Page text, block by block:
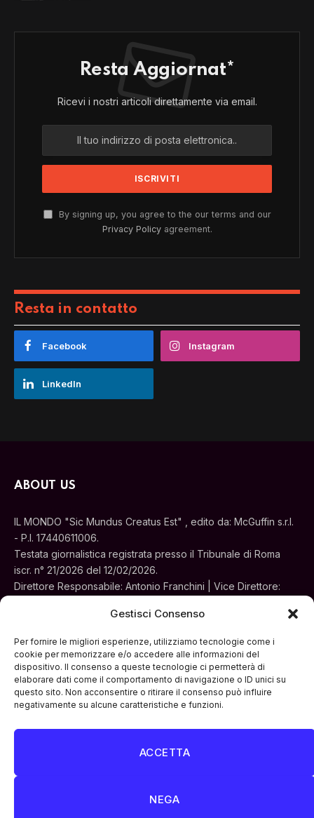
Gestisci Consenso
Per fornire le migliori esperienze, utilizziamo tecnologie come i
cookie per memorizzare e/o accedere alle informazioni del
dispositivo. Il consenso a queste tecnologie ci permetterà di
elaborare dati come il comportamento di navigazione o ID unici su
questo sito. Non acconsentire o ritirare il consenso può influire
negativamente su alcune caratteristiche e funzioni.
ACCETTA
NEGA
Resta Aggiornat*
Ricevi i nostri articoli direttamente via email.
By signing up, you agree to the our terms and our
Privacy Policyagreement.
Resta in contatto
Facebook Instagram
LinkedIn
ABOUT US
IL MONDO "Sic Mundus Creatus Est" , edito da: McGuffin s.r.l.
- P.I. 17440611006.
Testata giornalistica registrata presso il Tribunale di Roma
iscr. n° 21/2026 del 12/02/2026.
Direttore Responsabile: Antonio Franchini | Vice Direttore:
Sede legale: Via Silvestri, 195 - Roma.
Cinemedia Srl
FacebookInstagram